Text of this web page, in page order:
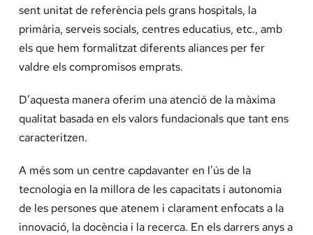
Àmbit
sent unitat de referència pels grans hospitals, la
primària, serveis socials, centres educatius, etc., amb
els que hem formalitzat diferents aliances per fer
valdre els compromisos emprats.
D’aquesta manera oferim una atenció de la màxima
qualitat basada en els valors fundacionals que tant ens
caracteritzen.
A més som un centre capdavanter en l’ús de la
tecnologia en la millora de les capacitats i autonomia
de les persones que atenem i clarament enfocats a la
innovació, la docència i la recerca. En els darrers anys a